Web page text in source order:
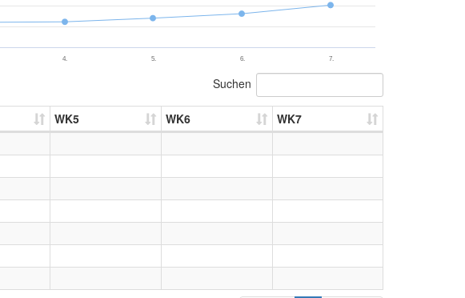
4. 5. 6. 7.
Suchen
WK5 WK6 WK7